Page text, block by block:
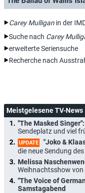
Carey Mulligan in der
Suche nach Carey
erweiterte Seriensuche
Recherche nach
Meistgelesene TV-News
"The Masked Singer":
Sendeplatz und viel
UPDATE "Joko &
die neue Sendung
Melissa
Weihnachtsshow von
"The Voice of
Samstagabend